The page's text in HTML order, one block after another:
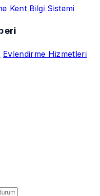
Kent Bilgi Sistemi
Evlendirme Hizmetleri